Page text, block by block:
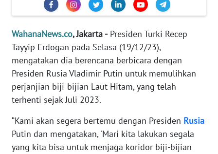
WahanaNews.co, Jakarta -Presiden Turki Recep
Tayyip Erdogan pada Selasa (19/12/23),
mengatakan dia berencana berbicara dengan
Presiden Rusia Vladimir Putin untuk memulihkan
perjanjian biji-bijian Laut Hitam, yang telah
terhenti sejak Juli 2023.
“Kami akan segera bertemu dengan Presiden Rusia
Putin dan mengatakan, 'Mari kita lakukan segala
yang kita bisa untuk menjaga koridor biji-bijian
BERITA
KONTAK
KAMI
INFO
TENTANG